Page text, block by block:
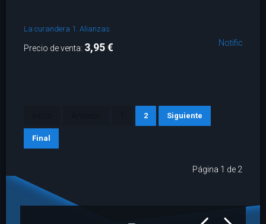
La curandera 1. Alianzas
Precio de venta: 3,95 € Notificarme
2 Siguiente
Final
Página 1 de 2